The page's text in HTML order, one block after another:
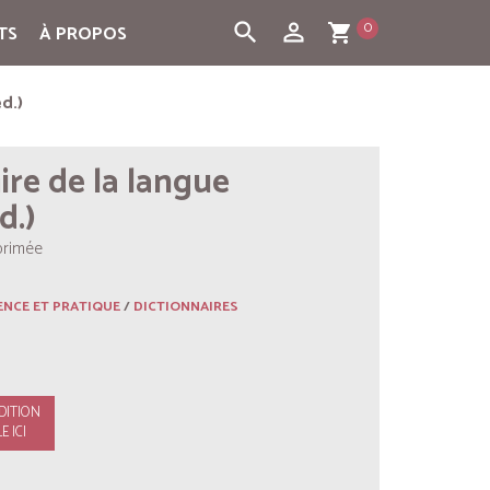
À PROPOS shopping_cart 0
person_outline
search
de la langue
ET PRATIQUE/DICTIONNAIRES
ICI